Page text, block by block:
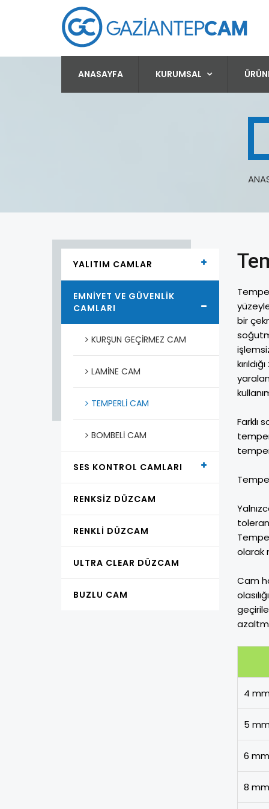
ANASAYFA KURUMSAL
YALITIM CAMLAR
EMNIYET VE GÜVENLIK
CAMLARI
KURŞUN GEÇIRMEZ CAM
LAMINE CAM
TEMPERLI CAM
BOMBELI CAM
SES KONTROL CAMLARI
RENKSIZ DÜZCAM
RENKLI DÜZCAM
ULTRA CLEAR DÜZCAM
BUZLU CAM
bir
Farklı
olarak
Cam
4
5
6 mm
8 mm